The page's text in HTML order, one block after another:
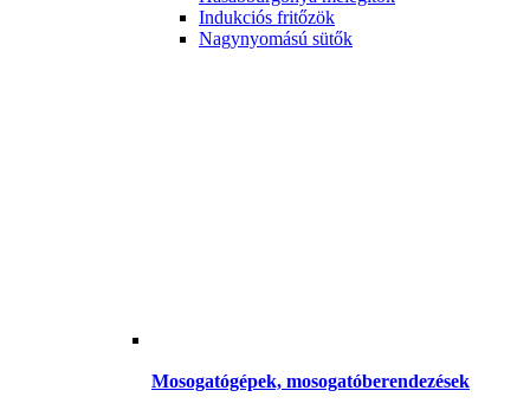
Indukciós fritőzök
Nagynyomású sütők
Mosogatógépek, mosogatóberendezések